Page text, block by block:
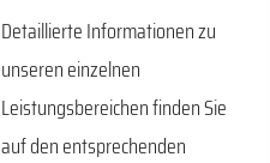
Detaillierte Informationen zu
unseren einzelnen
Leistungsbereichen finden Sie
auf den entsprechenden